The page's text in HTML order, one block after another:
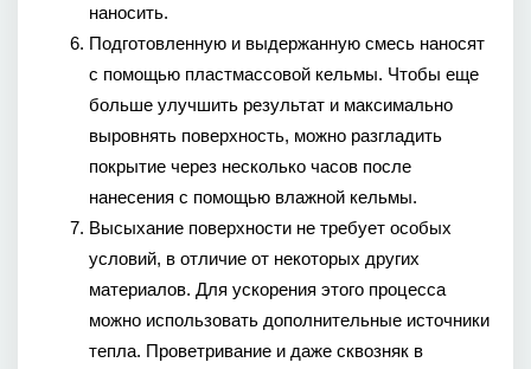
наносить.
Подготовленную и выдержанную смесь наносят
с помощью пластмассовой кельмы. Чтобы еще
больше улучшить результат и максимально
выровнять поверхность, можно разгладить
покрытие через несколько часов после
нанесения с помощью влажной кельмы.
Высыхание поверхности не требует особых
условий, в отличие от некоторых других
материалов. Для ускорения этого процесса
можно использовать дополнительные источники
тепла. Проветривание и даже сквозняк в